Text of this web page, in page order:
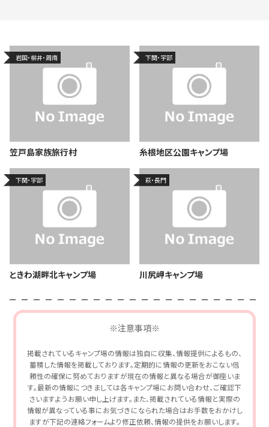
岩国・柳井・周南
笠戸島家族旅行村
下関・宇部
糸根地区公園キャンプ場
下関・宇部
ときわ湖畔北キャンプ場
萩・長門
川尻岬キャンプ場
※注意事項※
掲載されているキャンプ場の情報は独自に収集、情報提供によるもの、
蓄積した情報を掲載しております。定期的に情報の更新をおこない信
頼性の確保に努めておりますが現在の情報と異なる場合が御座いま
す。最新の情報につきましては各キャンプ場にお問い合わせ、ご確認下
さいますようお願い申し上げます。また、掲載されている情報と実際の
情報が異なっている事にお気づきになられた場合はお手数をおかけし
ますが下記の連絡フォームより修正依頼、情報の提供をお願いします。